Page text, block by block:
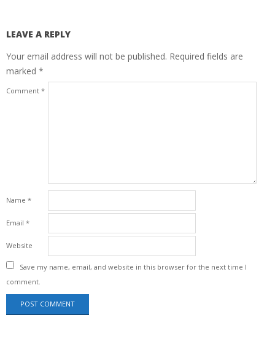
LEAVE A REPLY
Your email address will not be published. Required fields are
marked *
Comment *
Name *
Email *
Website
Save my name, email, and website in this browser for the next time I
comment.